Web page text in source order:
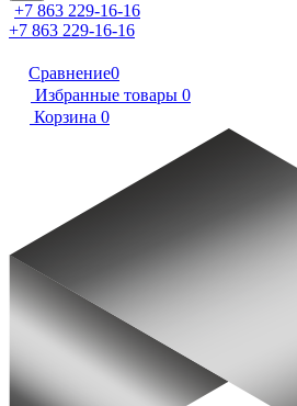
+7 863 229-16-16
+7 863 229-16-16
Сравнение0
Избранные товары 0
Корзина 0